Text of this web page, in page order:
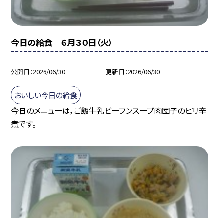
今日の給食 ６月３０日（火）
公開日 2026/06/30 更新日 2026/06/30
おいしい今日の給食
今日のメニューは，ご飯牛乳ビーフンスープ肉団子のピリ辛
煮です。